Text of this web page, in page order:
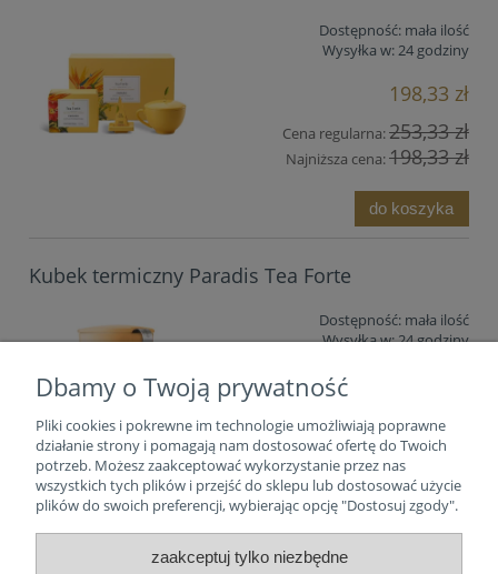
Dostępność: mała ilość
Wysyłka w:24 godziny
198,33 zł
Cena regularna:253,33 zł
Najniższa cena:198,33 zł
do koszyka
Kubek termiczny Paradis Tea Forte
Dostępność: mała ilość
Wysyłka w:24 godziny
do koszyka
Tea Forte
Dbamy o Twoją prywatność
Pliki cookies i pokrewne im technologie umożliwiają poprawne
działanie strony i pomagają nam dostosować ofertę do Twoich
potrzeb. Możesz zaakceptować wykorzystanie przez nas
wszystkich tych plików i przejść do sklepu lub dostosować użycie
plików do swoich preferencji, wybierając opcję "Dostosuj zgody".
zaakceptuj tylko niezbędne